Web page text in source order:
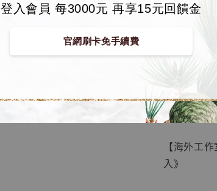
登入會員 每3000元 再享15元回饋金
官網刷卡免手續費
NT$
🏝【無人
【海外工
入》